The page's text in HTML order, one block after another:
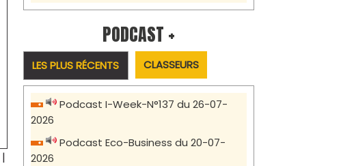
|
PODCAST +
LES PLUS RÉCENTS CLASSEURS
Podcast I-Week-N°137 du 26-07-
2026
Podcast Eco-Business du 20-07-
2026